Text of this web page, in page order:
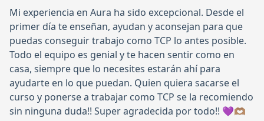
Mi experiencia en Aura ha sido excepcional. Desde el
primer día te enseñan, ayudan y aconsejan para que
puedas conseguir trabajo como TCP lo antes posible.
Todo el equipo es genial y te hacen sentir como en
casa, siempre que lo necesites estarán ahí para
ayudarte en lo que puedan. Quien quiera sacarse el
curso y ponerse a trabajar como TCP se la recomiendo
sin ninguna duda!! Super agradecida por todo!! 💜🫶🏽